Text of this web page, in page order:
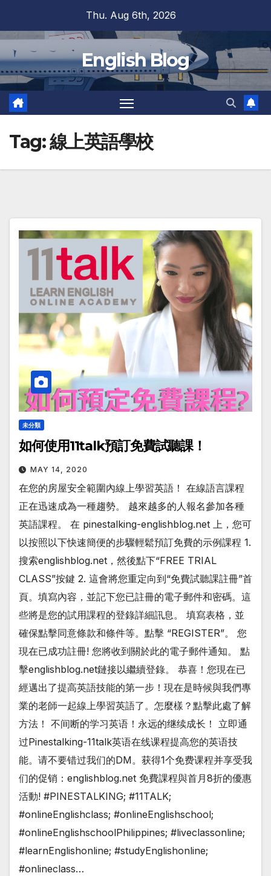
Thu. Aug 6th, 2026
English Blog
Tag:線上英語學校
未分類
如何使用11talk預訂免費試聽課！
MAY 14, 2020
在您的房屋安全範圍內線上學習英語！ 在線語言課程
正在迅速成為一種趨勢。 越來越多的人報名參加各種
英語課程。 在 pinestalking-englishblog.net 上，您可
以按照以下快速簡便的步驟輕鬆預訂免費的示例課程 1.
搜索englishblog.net，然後點下“FREE TRIAL
CLASS”按鍵 2. 這會將您重定向到“免費試聽課註冊”首
頁。填寫內容，並記下您已註冊的電子郵件和密碼。這
些將是您的試用課程的登錄詳細訊息。 填寫表格，並
確保點擊同意條款和條件等。點擊 “REGISTER”。 您
現在已成功註冊! 您將收到關於此的電子郵件通知。 點
擊englishblog.net鏈接以繼續登錄。 恭喜！您現在已
經邁出了提高英語技能的第一步！現在是時候與我們專
業的老師一起線上學習英語了。怎麼樣？點擊此處了解
方法！ 不间断的学习英语！永远的继续成长！ 立即通
过Pinestalking-11talk英语在线课程提高您的英语技
能。请不要错过我们的DM。获得1个免费课程并享受我
们的促销：englishblog.net 免費課程與首月8折的優惠
活動! #PINESTALKING; #11TALK;
#onlineEnglishclass; #onlineEnglishschool;
#onlineEnglishschoolPhilippines; #liveclassonline;
#learnEnglishonline; #studyEnglishonline;
#onlineclass…